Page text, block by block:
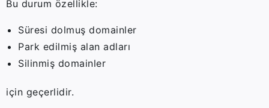
Bu durum özellikle:
Süresi dolmuş domainler
Park edilmiş alan adları
Silinmiş domainler
için geçerlidir.